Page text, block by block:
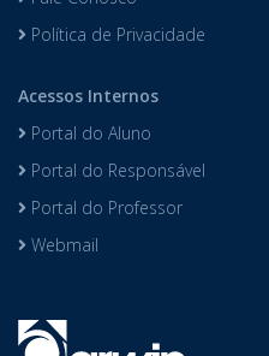
Política de Privacidade
Acessos Internos
Portal do Aluno
Portal do Responsável
Portal do Professor
Webmail